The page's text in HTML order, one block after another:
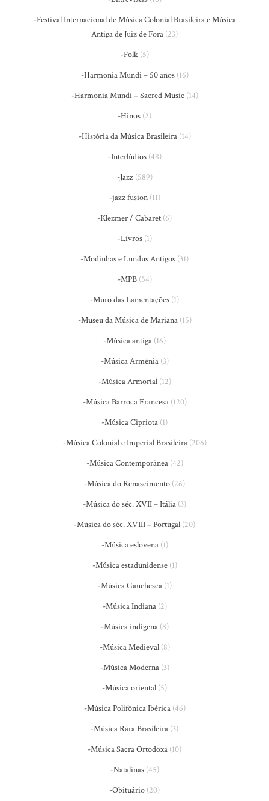
-Festival Internacional de Música Colonial Brasileira e Música
Antiga de Juiz de Fora (23)
-Folk(5)
-Harmonia Mundi – 50 anos(16)
-Harmonia Mundi – Sacred Music (14)
-Hinos (2)
-História da Música Brasileira(14)
-Interlúdios(48)
-Jazz(589)
-jazz fusion(11)
-Klezmer / Cabaret (6)
-Livros(1)
-Modinhas e Lundus Antigos (31)
-MPB(54)
-Muro das Lamentações (1)
-Museu da Música de Mariana(15)
-Música antiga (16)
-Música Armênia(3)
-Música Armorial(12)
-Música Barroca Francesa(120)
-Música Cipriota (1)
-Música Colonial e Imperial Brasileira(206)
-Música Contemporânea(42)
-Música do Renascimento (26)
-Música do séc. XVII – Itália (3)
-Música do séc. XVIII – Portugal (20)
-Música eslovena(1)
-Música estadunidense(1)
-Música Gauchesca(1)
-Música Indiana(2)
-Música indígena(8)
-Música Medieval(8)
-Música Moderna(3)
-Música oriental (5)
-Música Polifônica Ibérica(46)
-Música Rara Brasileira (3)
-Música Sacra Ortodoxa (10)
-Natalinas(45)
-Obituário (20)